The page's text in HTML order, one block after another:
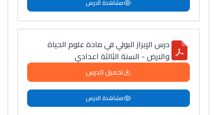
مشاهدة الدرس
درس الإبراز البولي في مادة علوم الحياة
والارض - السنة الثالثة اعدادي
تحميل الدرس
مشاهدة الدرس